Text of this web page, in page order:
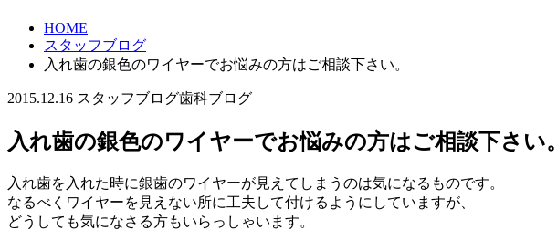
HOME
スタッフブログ
入れ歯の銀色のワイヤーでお悩みの方はご相談下さい。
2015.12.16 スタッフブログ歯科ブログ
入れ歯の銀色のワイヤーでお悩みの方はご相談下さい。
入れ歯を入れた時に銀歯のワイヤーが見えてしまうのは気になるものです。
なるべくワイヤーを見えない所に工夫して付けるようにしていますが、
どうしても気になさる方もいらっしゃいます。